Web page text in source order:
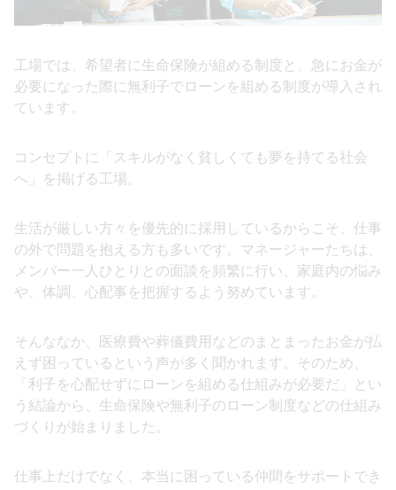
工場では、希望者に生命保険が組める制度と、急にお金が
必要になった際に無利子でローンを組める制度が導入され
ています。
コンセプトに「スキルがなく貧しくても夢を持てる社会
へ」を掲げる工場。
生活が厳しい方々を優先的に採用しているからこそ、仕事
の外で問題を抱える方も多いです。マネージャーたちは、
メンバー一人ひとりとの面談を頻繁に行い、家庭内の悩み
や、体調、心配事を把握するよう努めています。
そんななか、医療費や葬儀費用などのまとまったお金が払
えず困っているという声が多く聞かれます。そのため、
「利子を心配せずにローンを組める仕組みが必要だ」とい
う結論から、生命保険や無利子のローン制度などの仕組み
づくりが始まりました。
仕事上だけでなく、本当に困っている仲間をサポートでき